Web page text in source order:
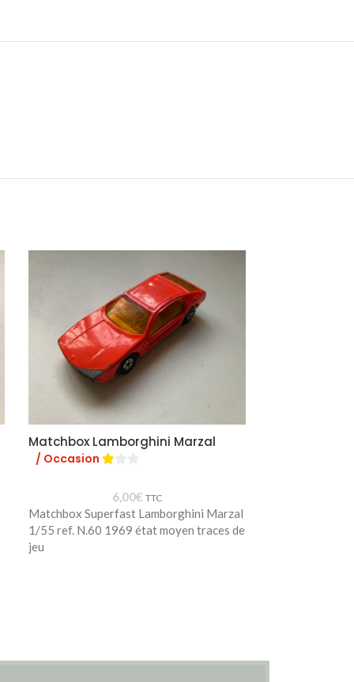
Matchbox Lamborghini Marzal
/ Occasion
6,00€ TTC
Matchbox Superfast Lamborghini Marzal
1/55 ref. N.60 1969 état moyen traces de
jeu